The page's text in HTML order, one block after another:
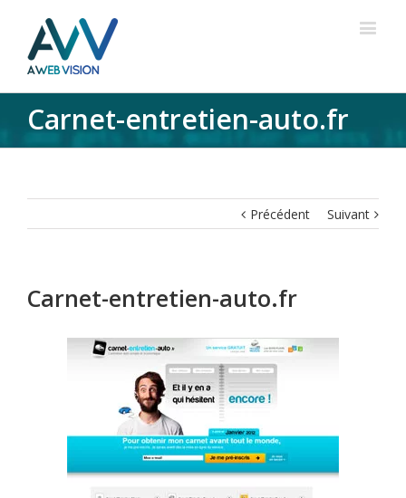
Carnet-entretien-auto.fr
Précédent Suivant
Carnet-entretien-auto.fr